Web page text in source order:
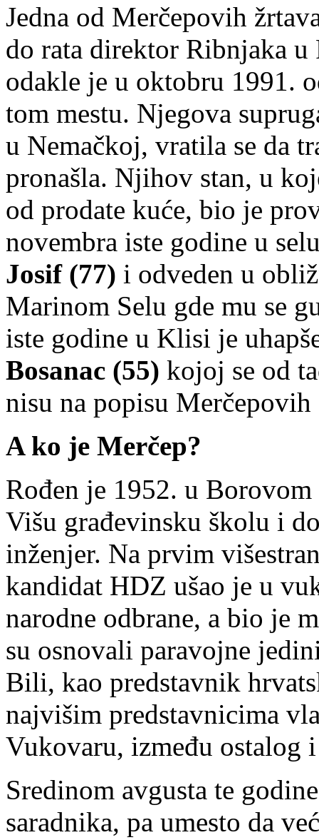
Jedna od Merčepovih
do rata direktor Ribnjaka
odakle je u oktobru 1991.
tom mestu. Njegova
u Nemačkoj, vratila se da
pronašla. Njihov stan, u
od prodate kuće, bio je
novembra iste godine u
Josif (77) i odveden u
Marinom Selu gde mu se
iste godine u Klisi je
Bosanac (55) kojoj se od
nisu na popisu Merčepovih
A ko je Merčep?
Rođen je 1952. u
Višu građevinsku školu i
inženjer. Na prvim
kandidat HDZ ušao je u
narodne odbrane, a bio je
su osnovali paravojne
Bili, kao predstavnik
najvišim predstavnicima
Vukovaru, između ostalog
Sredinom avgusta te
saradnika, pa umesto da